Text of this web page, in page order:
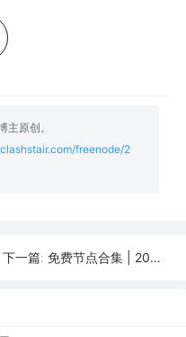
原创。
freenode/2
下一篇: 免费节点合集 | 2025年12月23日SSR/V2Ray/Clash订阅整理